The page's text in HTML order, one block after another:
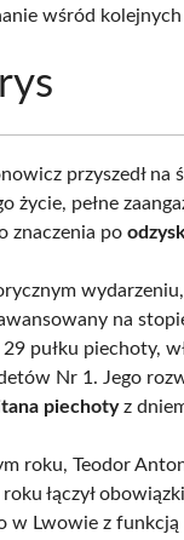
wśród
przyszedł na
życie, pełne
znaczenia po
na
pułku piechoty,
Nr 1. Jego
piechotyz
roku, Teodor
łączył
w Lwowie z